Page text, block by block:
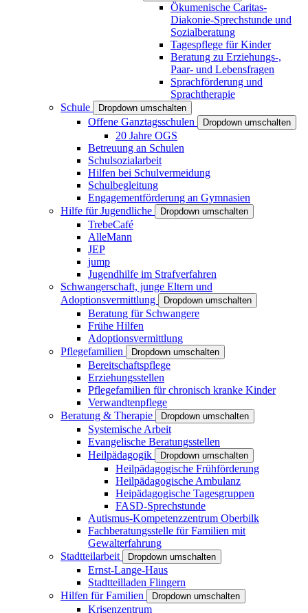
Ökumenische Caritas-
Diakonie-Sprechstunde und
Sozialberatung
Tagespflege für Kinder
Beratung zu Erziehungs-,
Paar- und Lebensfragen
Sprachförderung und
Sprachtherapie
Schule
Dropdown umschalten
Offene Ganztagsschulen Dropdown umschalten
20 Jahre OGS
Betreuung an Schulen
Schulsozialarbeit
Hilfen bei Schulvermeidung
Schulbegleitung
Engagementförderung an Gymnasien
Hilfe für Jugendliche
Dropdown umschalten
TrebeCafé
AlleMann
JEP
jump
Jugendhilfe im Strafverfahren
Schwangerschaft, junge Eltern und
Adoptionsvermittlung
Dropdown umschalten
Beratung für Schwangere
Frühe Hilfen
Adoptionsvermittlung
Pflegefamilien
Dropdown umschalten
Bereitschaftspflege
Erziehungsstellen
Pflegefamilien für chronisch kranke Kinder
Verwandtenpflege
Beratung & Therapie
Dropdown umschalten
Systemische Arbeit
Evangelische Beratungsstellen
Heilpädagogik
Dropdown umschalten
Heilpädagogische Frühförderung
Heilpädagogische Ambulanz
Heipädagogische Tagesgruppen
FASD-Sprechstunde
Autismus-Kompetenzzentrum Oberbilk
Fachberatungsstelle für Familien mit
Gewalterfahrung
Stadtteilarbeit
Dropdown umschalten
Ernst-Lange-Haus
Stadtteilladen Flingern
Hilfen für Familien
Dropdown umschalten
Krisenzentrum